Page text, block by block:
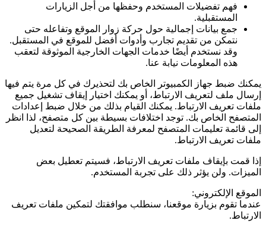
فهم تفضيلات المستخدم وحفظها من أجل الزيارات
المستقبلية.
جمع بيانات إجمالية حول حركة زوار الموقع وتفاعله حتى
نتمكن من تقديم تجارب وأدوات أفضل للموقع في المستقبل.
وقد نستخدم أيضًا خدمات الجهات الخارجية الموثوقة لتعقب
هذه المعلومات نيابة عنا.
يمكنك ضبط جهاز الكمبيوتر الخاص بك لتحذيرك في كل مرة يتم فيها
إرسال ملف لتعريف الارتباط، أو يمكنك اختيار إيقاف تشغيل جميع
ملفات تعريف الارتباط. يمكنك القيام بذلك من خلال ضبط إعدادات
المتصفح الخاص بك. توجد اختلافات بسيطة بين كل متصفح، لذا انظر
إلى قائمة تعليمات المتصفح لمعرفة الطريقة الصحيحة لتعديل
ملفات تعريف الارتباط.
إذا قمت بإيقاف ملفات تعريف الارتباط، فسيتم تعطيل بعض
الميزات. ولن يؤثر ذلك على تجربة المستخدم.
الموقع الإلكتروني:
عندما تقوم بزيارة موقعنا، سنطلب موافقتك لتمكين ملفات تعريف
الارتباط.